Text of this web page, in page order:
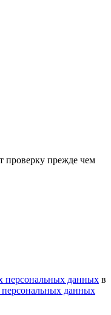
проверку прежде чем
персональных данных в
данных